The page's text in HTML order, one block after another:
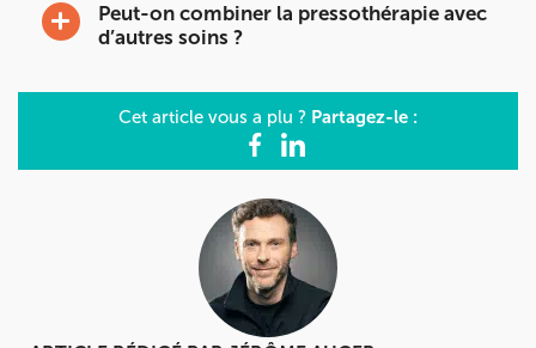
Peut-on combiner la pressothérapie avec
d’autres soins ?
Cet article vous a plu ? Partagez-le :